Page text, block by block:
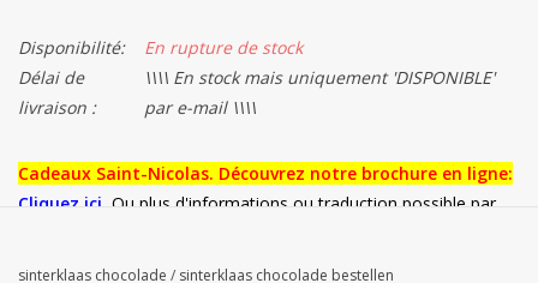
Cadeaux de Pâques
Marques
Disponibilité:
En rupture de stock
Délai de
livraison :
\\\\ En stock mais uniquement 'DISPONIBLE'
par e-mail \\\\
Cadeaux Saint-Nicolas. Découvrez notre brochure en ligne:
Cliquez ici Ou plus d'informations ou traduction possible par
sinterklaas chocolade / sinterklaas chocolade bestellen